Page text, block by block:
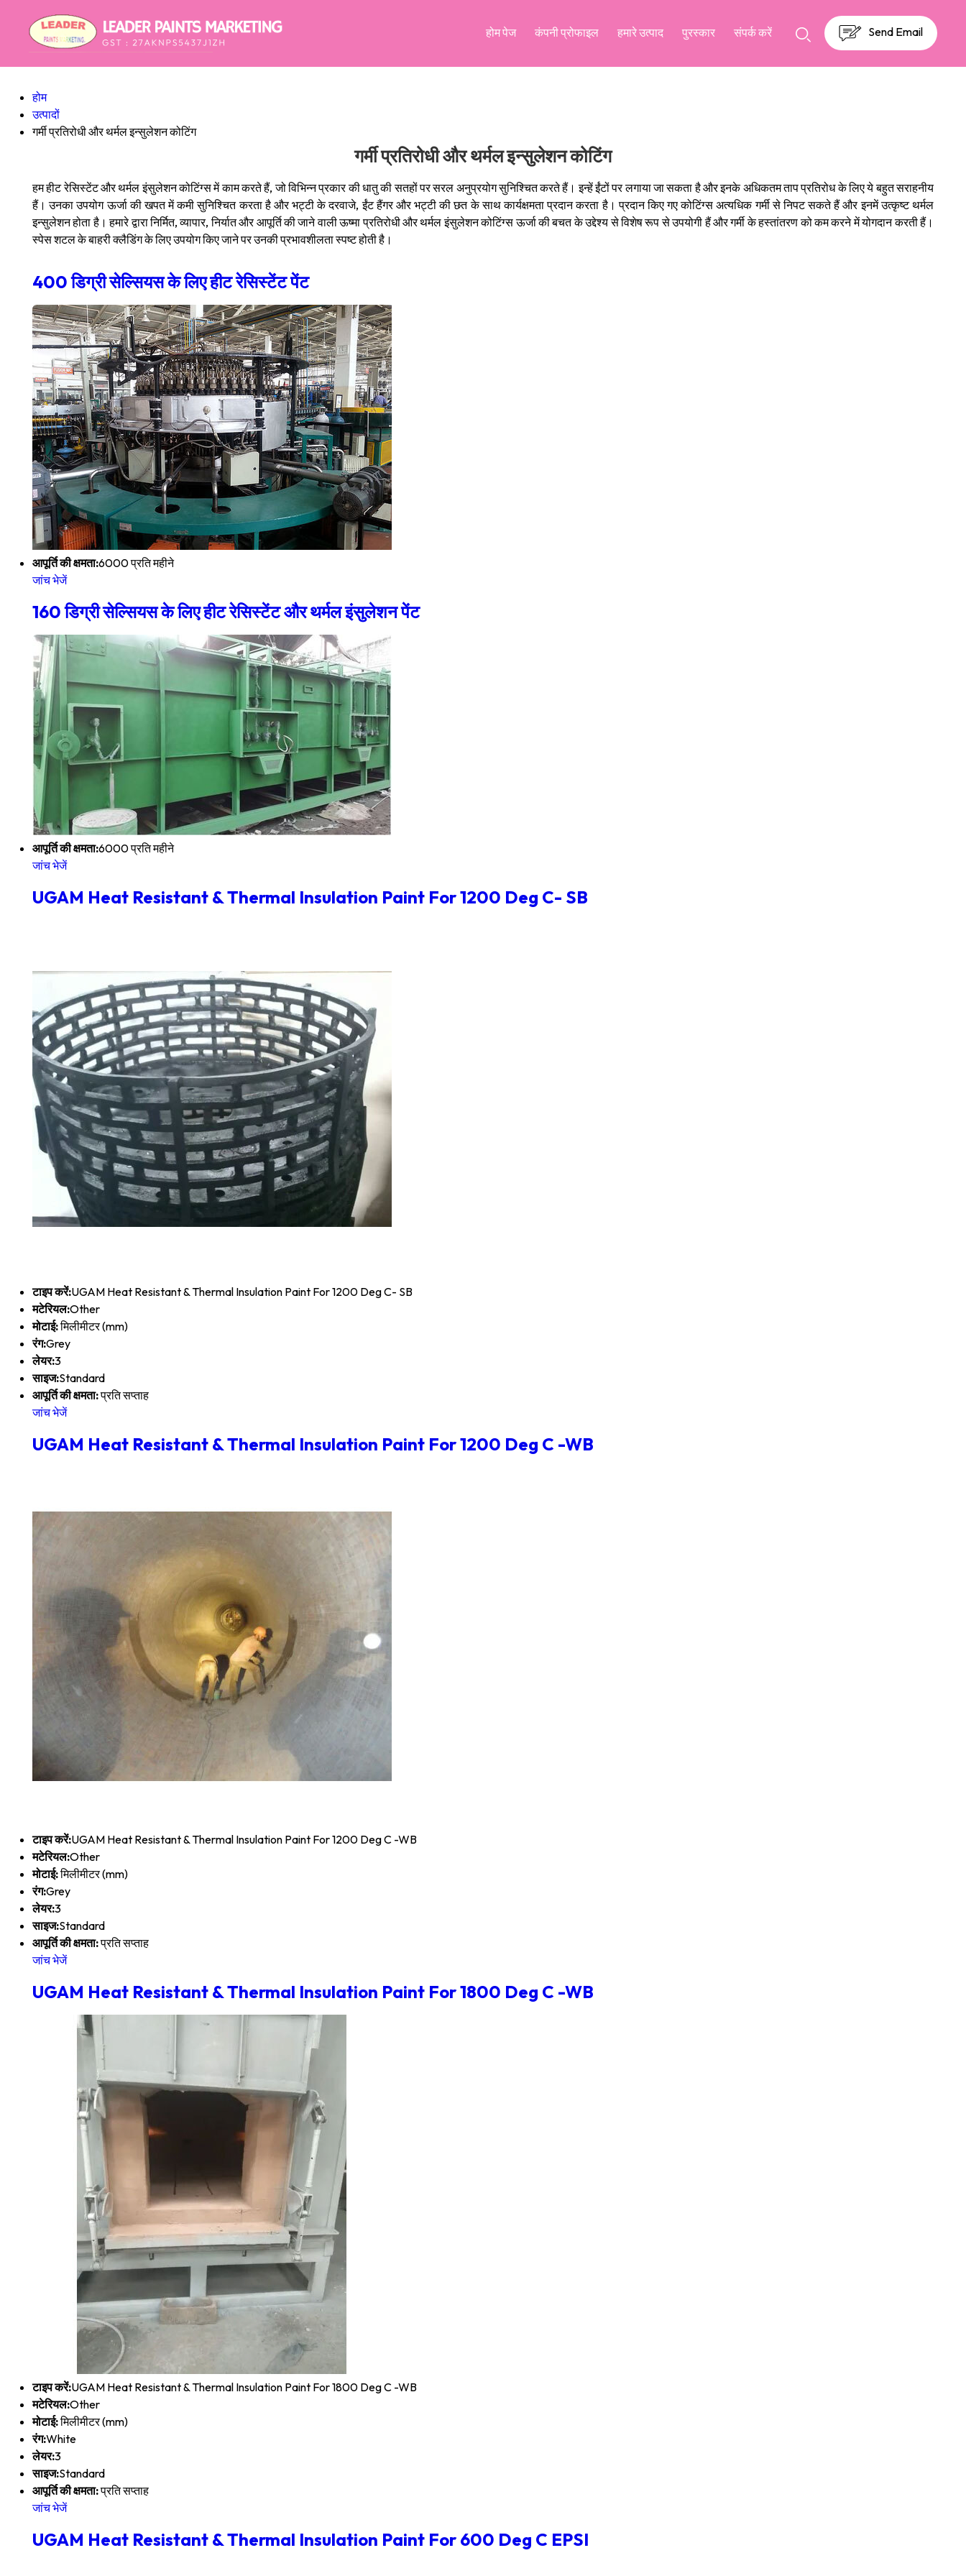
होम पेज कंपनी प्रोफाइल हमारे उत्पाद पुरस्कार संपर्क करें Send Email
होम
उत्पादों
गर्मी प्रतिरोधी और थर्मल इन्सुलेशन कोटिंग
गर्मी प्रतिरोधी और थर्मल इन्सुलेशन कोटिंग
हम हीट रेसिस्टेंट और थर्मल इंसुलेशन कोटिंग्स में काम करते हैं, जो विभिन्न प्रकार की धातु की सतहों पर सरल अनुप्रयोग सुनिश्चित करते हैं। इन्हें ईंटों पर लगाया जा सकता है और इनके अधिकतम ताप प्रतिरोध के लिए ये बहुत सराहनीय
हैं। उनका उपयोग ऊर्जा की खपत में कमी सुनिश्चित करता है और भट्टी के दरवाजे, ईंट हैंगर और भट्टी की छत के साथ कार्यक्षमता प्रदान करता है। प्रदान किए गए कोटिंग्स अत्यधिक गर्मी से निपट सकते हैं और इनमें उत्कृष्ट थर्मल
इन्सुलेशन होता है। हमारे द्वारा निर्मित, व्यापार, निर्यात और आपूर्ति की जाने वाली ऊष्मा प्रतिरोधी और थर्मल इंसुलेशन कोटिंग्स ऊर्जा की बचत के उद्देश्य से विशेष रूप से उपयोगी हैं और गर्मी के हस्तांतरण को कम करने में योगदान करती हैं।
स्पेस शटल के बाहरी क्लैडिंग के लिए उपयोग किए जाने पर उनकी प्रभावशीलता स्पष्ट होती है।
400 डिग्री सेल्सियस के लिए हीट रेसिस्टेंट पेंट
आपूर्ति की क्षमता:6000 प्रति महीने
जांच भेजें
160 डिग्री सेल्सियस के लिए हीट रेसिस्टेंट और थर्मल इंसुलेशन पेंट
आपूर्ति की क्षमता:6000 प्रति महीने
जांच भेजें
UGAM Heat Resistant & Thermal Insulation Paint For 1200 Deg C- SB
टाइप करें:UGAM Heat Resistant & Thermal Insulation Paint For 1200 Deg C- SB
मटेरियल:Other
मोटाई:मिलीमीटर (mm)
रंग:Grey
लेयर:3
साइज:Standard
आपूर्ति की क्षमता:प्रति सप्ताह
जांच भेजें
UGAM Heat Resistant & Thermal Insulation Paint For 1200 Deg C -WB
टाइप करें:UGAM Heat Resistant & Thermal Insulation Paint For 1200 Deg C -WB
मटेरियल:Other
मोटाई:मिलीमीटर (mm)
रंग:Grey
लेयर:3
साइज:Standard
आपूर्ति की क्षमता:प्रति सप्ताह
जांच भेजें
UGAM Heat Resistant & Thermal Insulation Paint For 1800 Deg C -WB
टाइप करें:UGAM Heat Resistant & Thermal Insulation Paint For 1800 Deg C -WB
मटेरियल:Other
मोटाई:मिलीमीटर (mm)
रंग:White
लेयर:3
साइज:Standard
आपूर्ति की क्षमता:प्रति सप्ताह
जांच भेजें
UGAM Heat Resistant & Thermal Insulation Paint For 600 Deg C EPSI